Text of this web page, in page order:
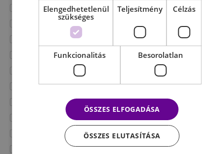
Autós Üléshuzatok
Biztonságtechnika, Kamerarendszerek
Bluetooth Fülhallgatók
Bluetooth Hangszórók
Csúszdák
Élethű Művirágok
Exkluzív Prémium Műfenyők
Elengedhetetlenül
szükséges
Teljesítmény Célzás
Funkcionalitás Besorolatlan
ÖSSZES ELFOGADÁSA
ÖSSZES ELUTASÍTÁSA